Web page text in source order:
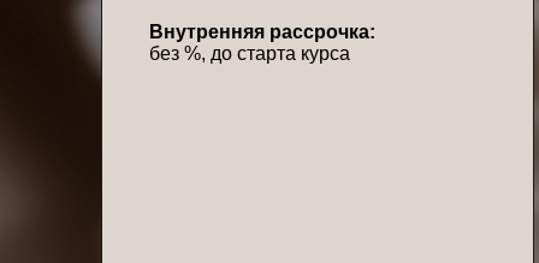
Внутренняя рассрочка:
без %, до старта курса